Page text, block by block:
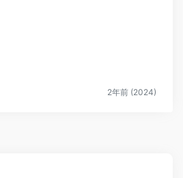
2年前 (2024)